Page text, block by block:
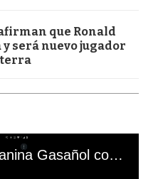
que Ronald
será nuevo jugador
El mal momento de Yanina Gasañol con un hincha argentino en "Subrayado"